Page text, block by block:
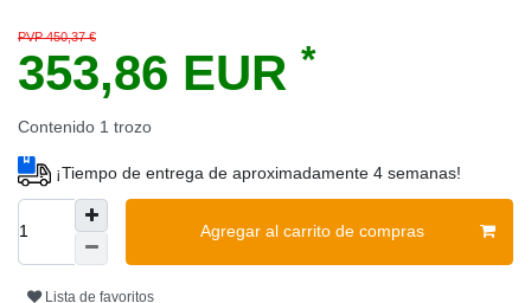
PVP 450,37 €
353,86 EUR *
Contenido 1 trozo
¡Tiempo de entrega de aproximadamente 4 semanas!
Agregar al carrito de compras
Lista de favoritos